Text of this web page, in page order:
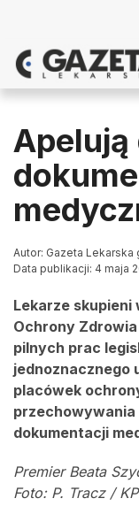
Apelują
Autor: Gazeta
Data publikacji: 4 maja
Lekarze skupieni
Ochrony Zdrowia
pilnych prac
jednoznacznego
placówek
przechowywania
dokumentacji
Premier Beata
Foto: P. Tracz /